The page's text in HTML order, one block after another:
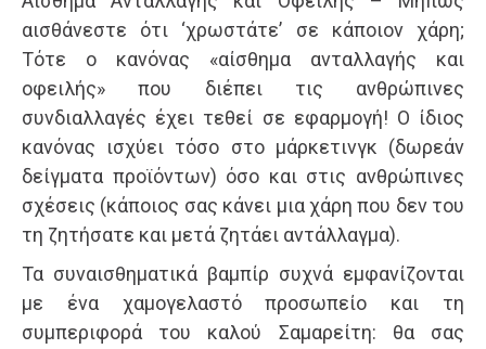
αισθάνεστε ότι ‘χρωστάτε’ σε κάποιον χάρη;
Τότε ο κανόνας «αίσθημα ανταλλαγής και
οφειλής» που διέπει τις ανθρώπινες
συνδιαλλαγές έχει τεθεί σε εφαρμογή! Ο ίδιος
κανόνας ισχύει τόσο στο μάρκετινγκ (δωρεάν
δείγματα προϊόντων) όσο και στις ανθρώπινες
σχέσεις (κάποιος σας κάνει μια χάρη που δεν του
τη ζητήσατε και μετά ζητάει αντάλλαγμα).
Τα συναισθηματικά βαμπίρ συχνά εμφανίζονται
με ένα χαμογελαστό προσωπείο και τη
συμπεριφορά του καλού Σαμαρείτη: θα σας